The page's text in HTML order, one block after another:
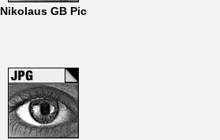
Nikolaus GB Pic